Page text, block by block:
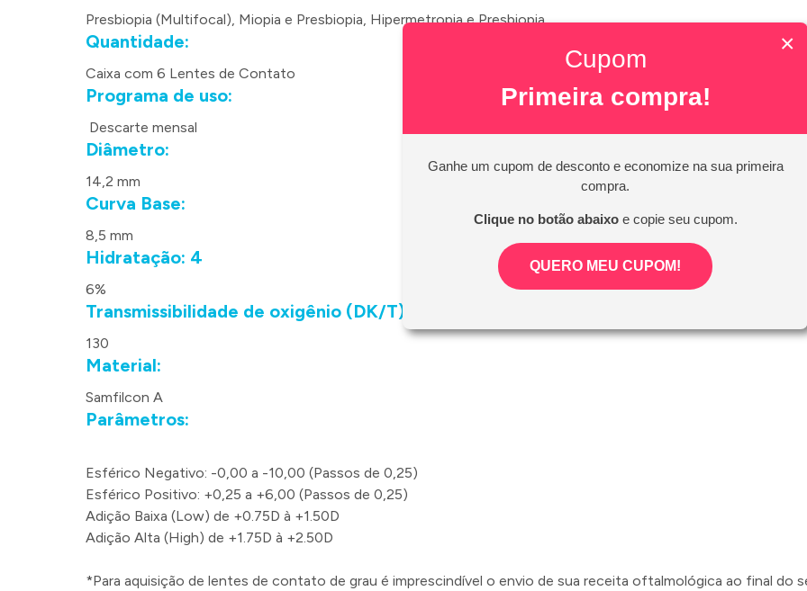
Presbiopia (Multifocal), Miopia e Presbiopia, Hipermetropia e Presbiopia
Quantidade:
Caixa com 6 Lentes de Contato
Programa de uso:
Descarte mensal
Diâmetro:
14,2 mm
Curva Base:
8,5 mm
Hidratação: 4
6%
Transmissibilidade de oxigênio (DK/T):
130
Material:
Samfilcon A
Parâmetros:
Esférico Negativo: -0,00 a -10,00 (Passos de 0,25)
Esférico Positivo: +0,25 a +6,00 (Passos de 0,25)
Adição Baixa (Low) de +0.75D à +1.50D
Adição Alta (High) de +1.75D à +2.50D
*Para aquisição de lentes de contato de grau é imprescindível o envio de sua receita oftalmológica ao final do
×
Cupom
Primeira compra!
Ganhe um cupom de desconto e economize na sua primeira
compra.
Clique no botão abaixoe copie seu cupom.
QUERO MEU CUPOM!